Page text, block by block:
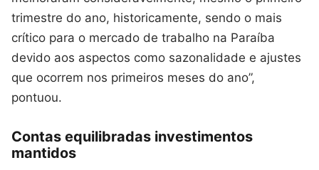
trimestre do ano, historicamente, sendo o mais
crítico para o mercado de trabalho na Paraíba
devido aos aspectos como sazonalidade e ajustes
que ocorrem nos primeiros meses do ano”,
pontuou.
Contas equilibradas investimentos
mantidos